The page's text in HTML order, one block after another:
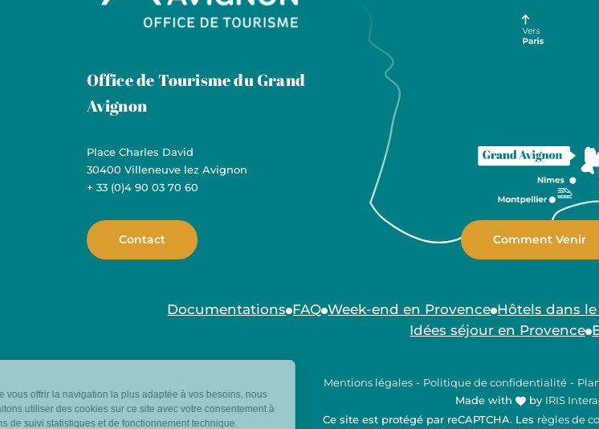
Office de Tourisme du Grand
Avignon
Place Charles David
30400 Villeneuve lez Avignon
+ 33 (0)4 90 03 70 60
Contact Comment Venir
Documentations FAQ Week-end en Provence Hôtels dans
Idées séjour en Provence
Mentions légales - Politique de confidentialité -
Made with
by IRIS
Ce site est protégé par reCAPTCHA. Les règles de